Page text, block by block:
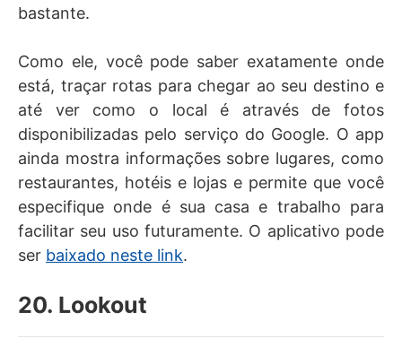
bastante.
Como ele, você pode saber exatamente onde
está, traçar rotas para chegar ao seu destino e
até ver como o local é através de fotos
disponibilizadas pelo serviço do Google. O app
ainda mostra informações sobre lugares, como
restaurantes, hotéis e lojas e permite que você
especifique onde é sua casa e trabalho para
facilitar seu uso futuramente. O aplicativo pode
ser baixado neste link.
20. Lookout